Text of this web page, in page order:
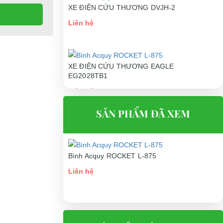
XE ĐIỆN CỨU THƯƠNG DVJH-2
Liên hệ
XE ĐIỆN CỨU THƯƠNG EAGLE
EG2028TB1
Liên hệ
SẢN PHẨM ĐÃ XEM
Bình Acquy ROCKET L-875
Liên hệ